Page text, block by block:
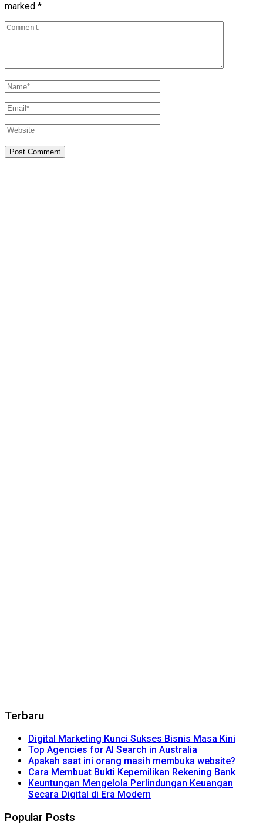
marked *
Terbaru
Digital Marketing Kunci Sukses Bisnis Masa Kini
Top Agencies for AI Search in Australia
Apakah saat ini orang masih membuka website?
Cara Membuat Bukti Kepemilikan Rekening Bank
Keuntungan Mengelola Perlindungan Keuangan
Secara Digital di Era Modern
Popular Posts